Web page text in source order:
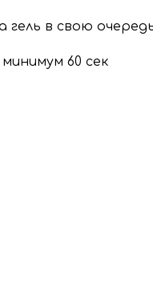
гель в свою
60 сек